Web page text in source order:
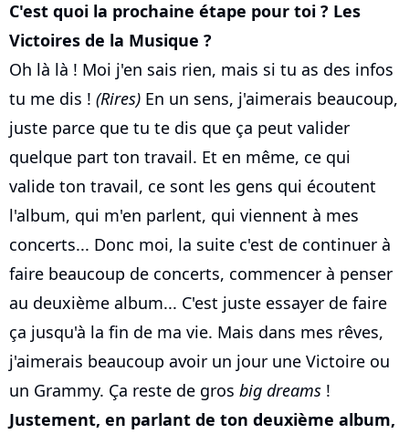
C'est quoi la prochaine étape pour toi ? Les
Victoires de la Musique ?
Oh là là ! Moi j'en sais rien, mais si tu as des infos
tu me dis ! (Rires) En un sens, j'aimerais beaucoup,
juste parce que tu te dis que ça peut valider
quelque part ton travail. Et en même, ce qui
valide ton travail, ce sont les gens qui écoutent
l'album, qui m'en parlent, qui viennent à mes
concerts... Donc moi, la suite c'est de continuer à
faire beaucoup de concerts, commencer à penser
au deuxième album... C'est juste essayer de faire
ça jusqu'à la fin de ma vie. Mais dans mes rêves,
j'aimerais beaucoup avoir un jour une Victoire ou
un Grammy. Ça reste de gros big dreams !
Justement, en parlant de ton deuxième album,